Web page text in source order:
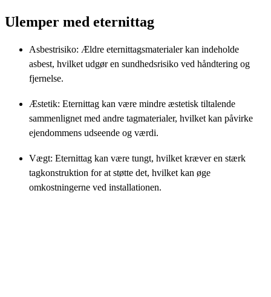
Ulemper med eternittag
Asbestrisiko: Ældre eternittagsmaterialer kan indeholde
asbest, hvilket udgør en sundhedsrisiko ved håndtering og
fjernelse.
Æstetik: Eternittag kan være mindre æstetisk tiltalende
sammenlignet med andre tagmaterialer, hvilket kan påvirke
ejendommens udseende og værdi.
Vægt: Eternittag kan være tungt, hvilket kræver en stærk
tagkonstruktion for at støtte det, hvilket kan øge
omkostningerne ved installationen.